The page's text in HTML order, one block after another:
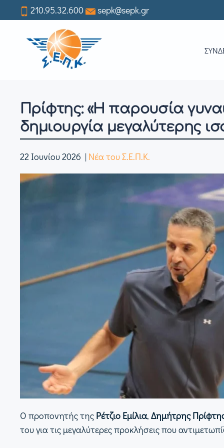
to
content
210.95.32.600 sepk@sepk.gr
Πρίφτης: «Η παρουσία
δημιουργία μεγαλύτερης
22 Ιουνίου 2026 | Νέα του Σ.Ε.Π.Κ.
Ο προπονητής της Ρέτζιο Εμίλια, Δημήτρης
του για τις μεγαλύτερες προκλήσεις που